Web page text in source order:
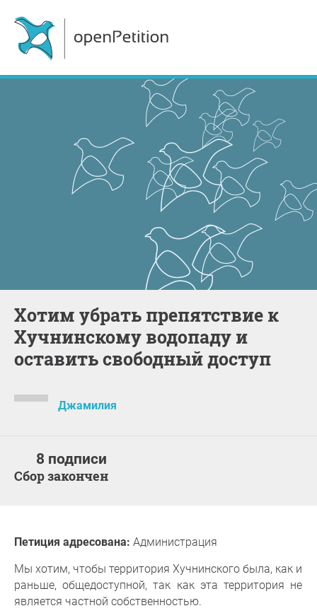
Хотим убрать препятствие к
Хучнинскому водопаду и
оставить свободный доступ
Джамилия
8 подписи
Сбор закончен
Петиция адресована: Администрация
Мы хотим, чтобы территория Хучнинского была, как и
раньше, общедоступной, так как эта территория не
является частной собственностью.